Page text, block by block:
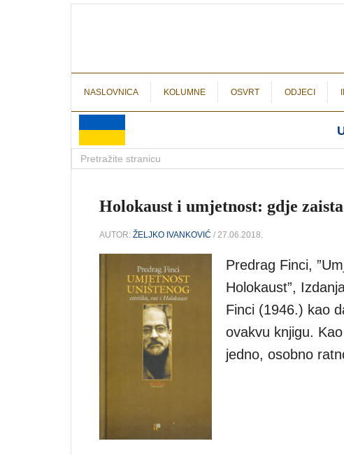
NASLOVNICA KOLUMNE OSVRT ODJECI
Holokaust i umjetnost: gdje
AUTOR: ŽELJKO IVANKOVIĆ / 27.06.2018.
Predrag Finci,
Holokaust”,
Finci (1946.) kao
ovakvu knjigu.
jedno, osobno